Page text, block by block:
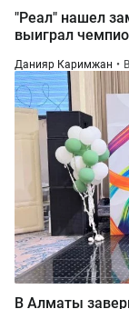
"Реал" нашел
выиграл
Данияр Каримжан
В Алматы